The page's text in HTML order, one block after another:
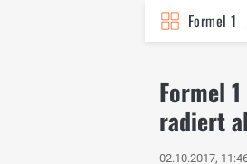
Formel 1
Formel
radiert
02.10.2017,